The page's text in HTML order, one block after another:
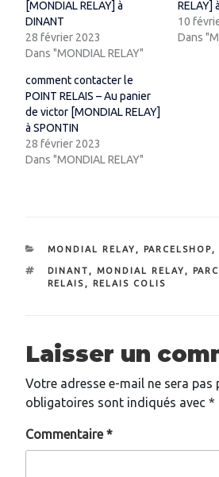
[MONDIAL RELAY] à
DINANT
28 février 2023
Dans "MONDIAL RELAY"
RELAY]
10
Dans
comment contacter le
POINT RELAIS – Au panier
de victor [MONDIAL RELAY]
à SPONTIN
28 février 2023
Dans "MONDIAL RELAY"
CATÉGORIES
MONDIAL RELAY, PARCELSHOP,
ÉTIQUETTES
DINANT, MONDIAL RELAY,
RELAIS, RELAIS COLIS
Laisser un
Votre adresse e-mail ne sera pas
obligatoires sont indiqués avec *
Commentaire*